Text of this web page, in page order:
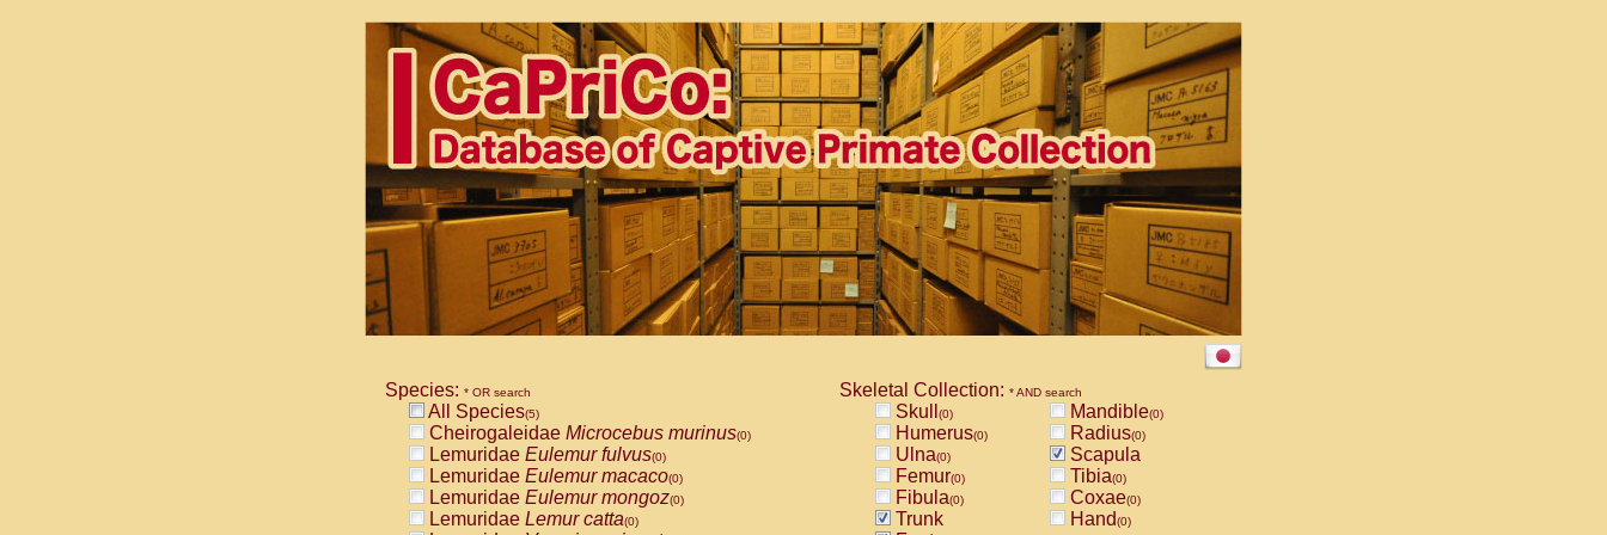
Species: * OR search
All Species(5)
Cheirogaleidae Microcebus murinus(0)
Lemuridae Eulemur fulvus(0)
Lemuridae Eulemur macaco(0)
Lemuridae Eulemur mongoz(0)
Lemuridae Lemur catta(0)
Skeletal Collection: * AND search
Skull (0) Mandible(0)
Humerus(0) Radius(0)
Ulna(0)
Scapula
Femur(0) Tibia(0)
Fibula(0) Coxae(0)
Trunk Hand(0)